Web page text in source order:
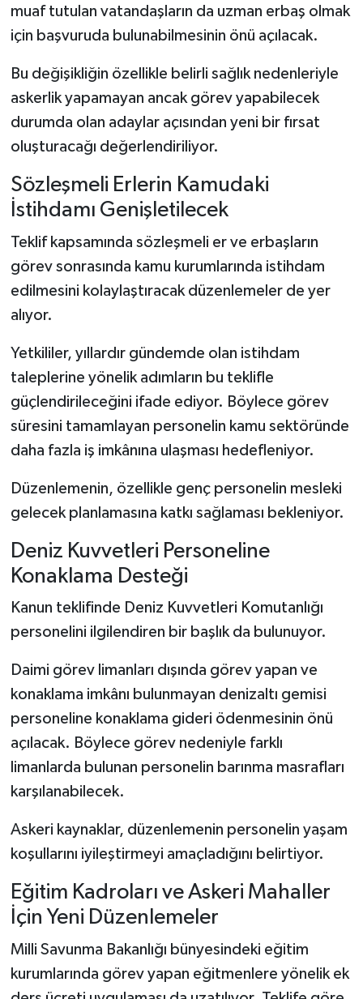
muaf tutulan vatandaşların da uzman erbaş olmak
için başvuruda bulunabilmesinin önü açılacak.
Bu değişikliğin özellikle belirli sağlık nedenleriyle
askerlik yapamayan ancak görev yapabilecek
durumda olan adaylar açısından yeni bir fırsat
oluşturacağı değerlendiriliyor.
Sözleşmeli Erlerin Kamudaki
İstihdamı Genişletilecek
Teklif kapsamında sözleşmeli er ve erbaşların
görev sonrasında kamu kurumlarında istihdam
edilmesini kolaylaştıracak düzenlemeler de yer
alıyor.
Yetkililer, yıllardır gündemde olan istihdam
taleplerine yönelik adımların bu teklifle
güçlendirileceğini ifade ediyor. Böylece görev
süresini tamamlayan personelin kamu sektöründe
daha fazla iş imkânına ulaşması hedefleniyor.
Düzenlemenin, özellikle genç personelin mesleki
gelecek planlamasına katkı sağlaması bekleniyor.
Deniz Kuvvetleri Personeline
Konaklama Desteği
Kanun teklifinde Deniz Kuvvetleri Komutanlığı
personelini ilgilendiren bir başlık da bulunuyor.
Daimi görev limanları dışında görev yapan ve
konaklama imkânı bulunmayan denizaltı gemisi
personeline konaklama gideri ödenmesinin önü
açılacak. Böylece görev nedeniyle farklı
limanlarda bulunan personelin barınma masrafları
karşılanabilecek.
Askeri kaynaklar, düzenlemenin personelin yaşam
koşullarını iyileştirmeyi amaçladığını belirtiyor.
Eğitim Kadroları ve Askeri Mahaller
İçin Yeni Düzenlemeler
Milli Savunma Bakanlığı bünyesindeki eğitim
kurumlarında görev yapan eğitmenlere yönelik ek